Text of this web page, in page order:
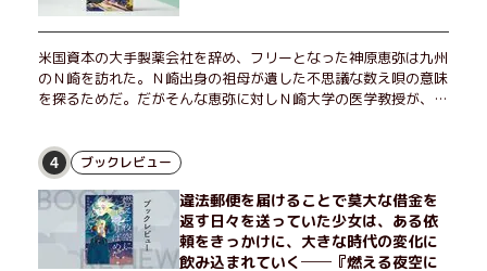
米国資本の大手製薬会社を辞め、フリーとなった神原恵弥は九州
のＮ崎を訪れた。Ｎ崎出身の祖母が遺した不思議な数え唄の意味
を探るためだ。だがそんな恵弥に対しＮ崎大学の医学教授が、米
恵弥は、まるで影のような存在の博士とまみえることはできるの
か？ そして、唄の歌詞「かたむくマリア」に込められた秘密と
は？ 謎めいたラストが鮮烈な余韻を残すシリーズ第四作！
4 ブックレビュー
違法郵便を届けることで莫大な借金を
返す日々を送っていた少女は、ある依
頼をきっかけに、大きな時代の変化に
飲み込まれていく──『燃える夜空に